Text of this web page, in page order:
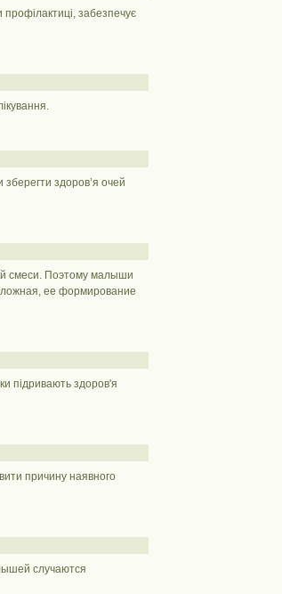
забезпечує
зберегти здоров’я очей
смеси. Поэтому малыши
ее формирование
підривають здоров'я
причину наявного
случаются